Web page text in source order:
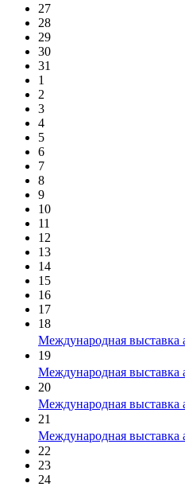
27
28
29
30
31
1
2
3
4
5
6
7
8
9
10
11
12
13
14
15
16
17
18
Международная
19
Международная
20
Международная
21
Международная
22
23
24